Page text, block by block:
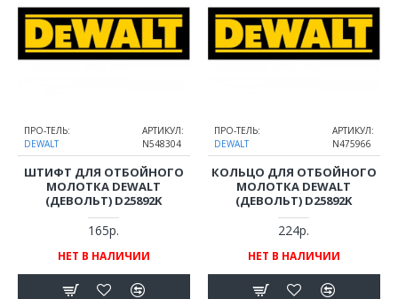
ПРО-ТЕЛЬ:
DEWALT
АРТИКУЛ:
N548304
ШТИФТ ДЛЯ ОТБОЙНОГО
МОЛОТКА DEWALT
(ДЕВОЛЬТ) D25892K
165р.
НЕТ В НАЛИЧИИ
ПРО-ТЕЛЬ:
DEWALT
АРТИКУЛ:
N475966
КОЛЬЦО ДЛЯ ОТБОЙНОГО
МОЛОТКА DEWALT
(ДЕВОЛЬТ) D25892K
224р.
НЕТ В НАЛИЧИИ